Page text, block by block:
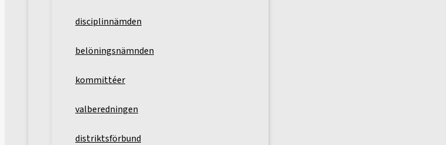
disciplinnämden
belöningsnämnden
kommittéer
valberedningen
distriktsförbund